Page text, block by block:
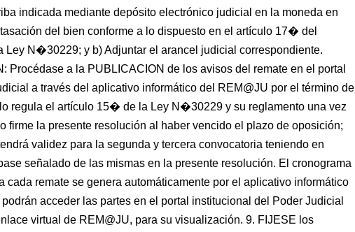
indicada mediante depósito electrónico judicial en la moneda en
del bien conforme a lo dispuesto en el artículo 17� del
Ley N�30229; y b) Adjuntar el arancel judicial correspondiente.
Procédase a la PUBLICACION de los avisos del remate en el portal
a través del aplicativo informático del REM@JU por el término de
regula el artículo 15� de la Ley N�30229 y su reglamento una vez
firme la presente resolución al haber vencido el plazo de oposición;
validez para la segunda y tercera convocatoria teniendo en
señalado de las mismas en la presente resolución. El cronograma
cada remate se genera automáticamente por el aplicativo informático
acceder las partes en el portal institucional del Poder Judicial
virtual de REM@JU, para su visualización. 9. FIJESE los